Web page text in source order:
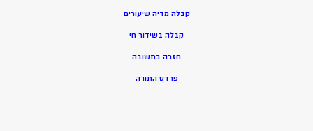
קבלה מדיה שיעורים
קבלה בשידור חי
חזרה בתשובה
פרדס התורה